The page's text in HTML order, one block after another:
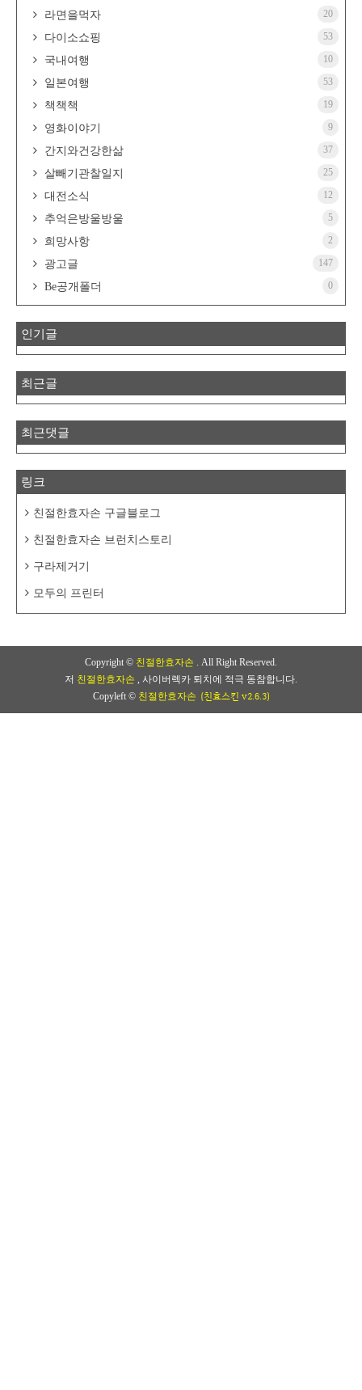
라면을먹자 20
다이소쇼핑 53
국내여행 10
일본여행 53
책책책 19
영화이야기 9
간지와건강한삶 37
살빼기관찰일지 25
대전소식 12
추억은방울방울 5
희망사항 2
광고글 147
Be공개폴더 0
인기글
최근글
최근댓글
링크
친절한효자손 구글블로그
친절한효자손 브런치스토리
구라제거기
모두의 프린터
Copyright © 친절한효자손 . All Right Reserved.
저 친절한효자손 , 사이버렉카 퇴치에 적극 동참합니다.
Copyleft © 친절한효자손 (친효스킨 v2.6.3)